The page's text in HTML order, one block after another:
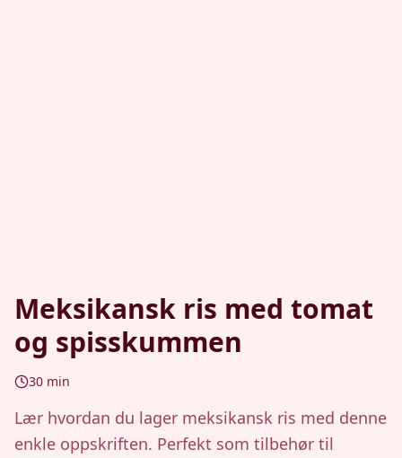
Meksikansk ris med tomat
og spisskummen
30 min
Lær hvordan du lager meksikansk ris med denne
enkle oppskriften. Perfekt som tilbehør til